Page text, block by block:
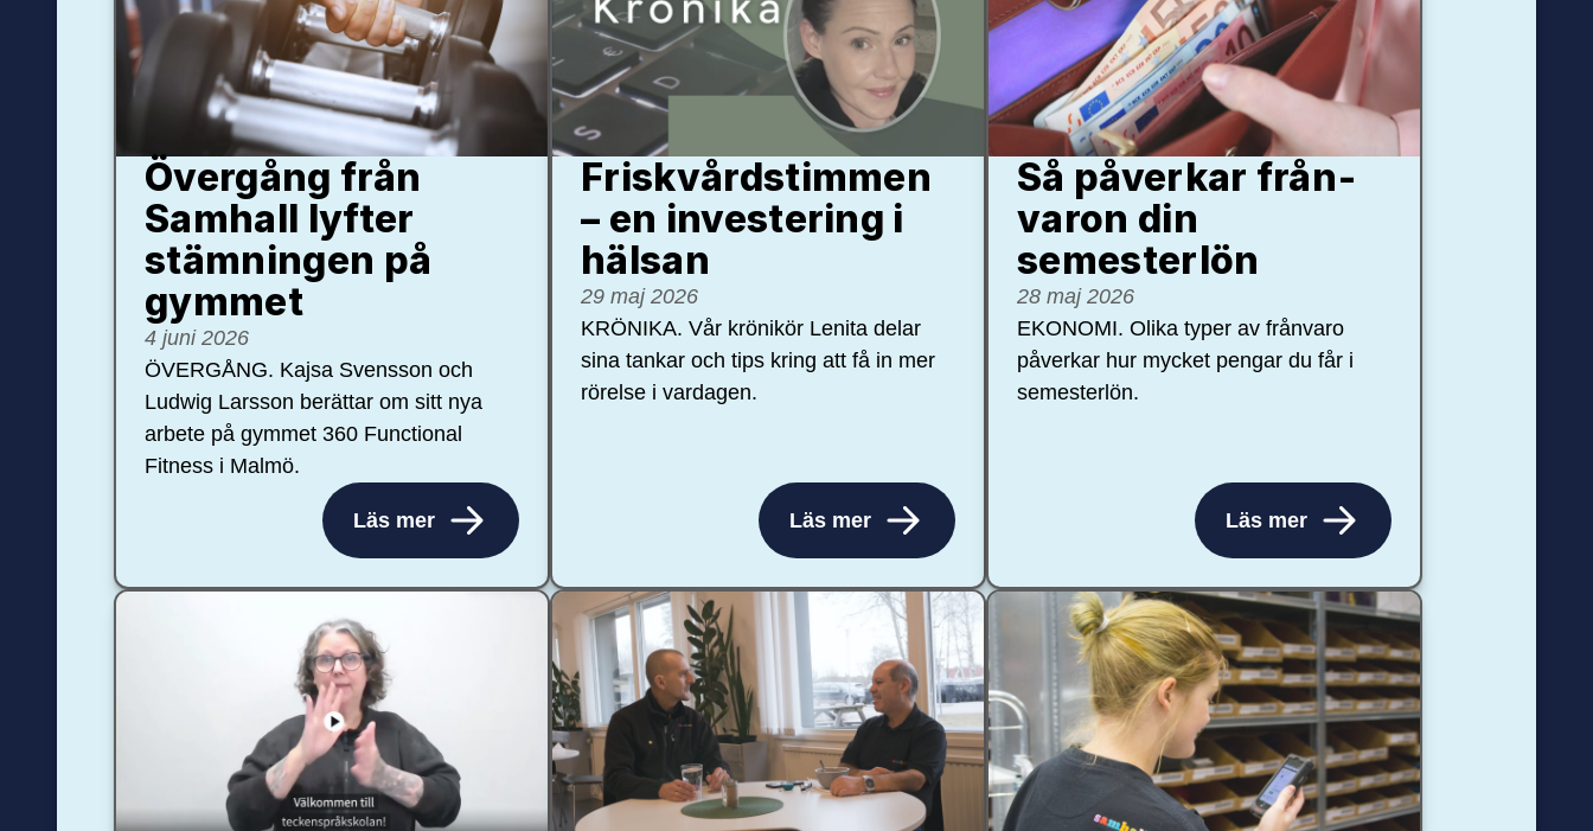
Övergång från
Samhall lyfter
stämningen på
gymmet
4 juni 2026
ÖVERGÅNG. Kajsa Svensson och
Ludwig Larsson berättar om sitt nya
arbete på gymmet 360 Functional
Fitness i Malmö.
Läs mer
Friskvårdstimmen
– en investering i
hälsan
29 maj 2026
KRÖNIKA. Vår krönikör Lenita delar
sina tankar och tips kring att få in mer
rörelse i vardagen.
Läs mer
Så påverkar från­
varon din
semester­lön
28 maj 2026
EKONOMI. Olika typer av frånvaro
påverkar hur mycket pengar du får i
semesterlön.
Läs mer